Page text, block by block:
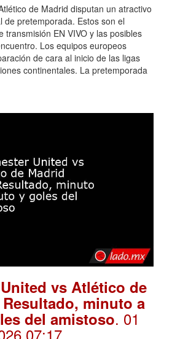
de Madrid disputan un atractivo
de pretemporada. Estos son el
transmisión EN VIVO y las posibles
Los equipos europeos
de cara al inicio de las ligas
continentales. La pretemporada
vs Atlético de
minuto a
del amistoso. 01
07:17